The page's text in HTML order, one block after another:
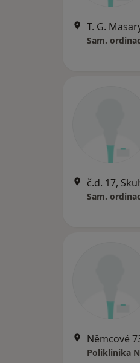
Sam.
č.d. 17,
Sam.
Němcové
Poliklinika